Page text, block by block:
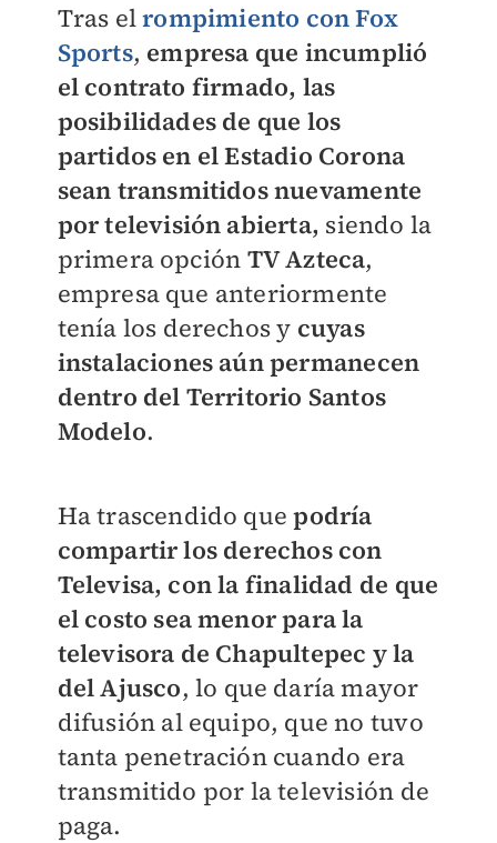
Tras elrompimiento con Fox
Sports, empresa que incumplió
el contrato firmado, las
posibilidades de que los
partidos en el Estadio Corona
sean transmitidos nuevamente
por televisión abierta, siendo la
primera opción TV Azteca,
empresa que anteriormente
tenía los derechos y cuyas
instalaciones aún permanecen
dentro del Territorio Santos
Modelo.
Ha trascendido quepodría
compartir los derechos con
Televisa, con la finalidad de que
el costo sea menor para la
televisora de Chapultepec y la
del Ajusco, lo que daría mayor
difusión al equipo, que no tuvo
tanta penetración cuando era
transmitido por la televisión de
paga.